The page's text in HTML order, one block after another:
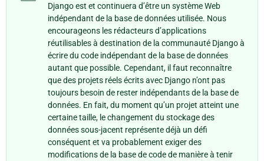
Django est et continuera d’être un système Web
indépendant de la base de données utilisée. Nous
encourageons les rédacteurs d’applications
réutilisables à destination de la communauté Django à
écrire du code indépendant de la base de données
autant que possible. Cependant, il faut reconnaître
que des projets réels écrits avec Django n’ont pas
toujours besoin de rester indépendants de la base de
données. En fait, du moment qu’un projet atteint une
certaine taille, le changement du stockage des
données sous-jacent représente déjà un défi
conséquent et va probablement exiger des
modifications de la base de code de manière à tenir